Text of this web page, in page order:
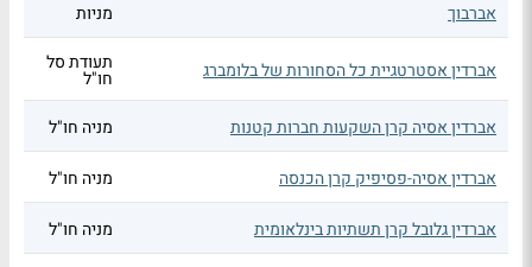
אברבוך מניות
אברדין אסטרטגיית כל הסחורות של בלומברג תעודת סל
חו"ל
אברדין אסיה קרן השקעות חברות קטנות
מניה חו"ל
אברדין אסיה-פסיפיק קרן הכנסה מניה חו"ל
אברדין גלובל קרן תשתיות בינלאומית מניה חו"ל